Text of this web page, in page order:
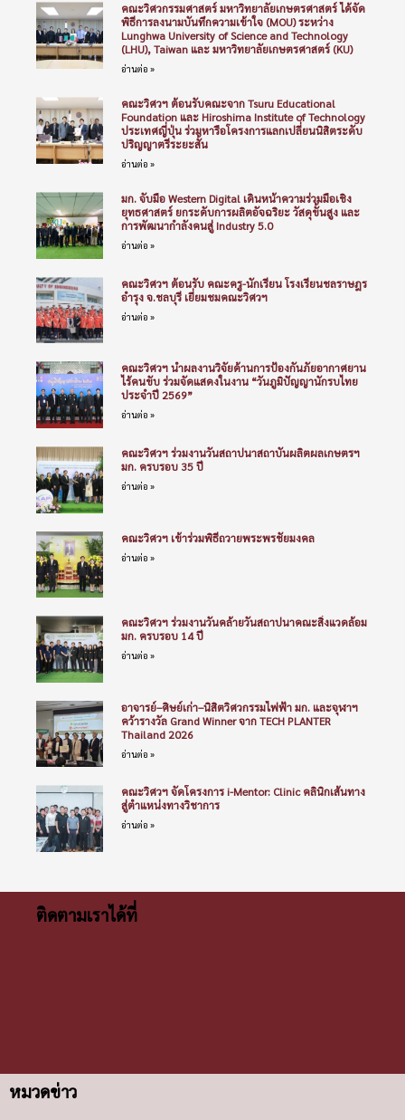
คณะวิศวกรรมศาสตร์ มหาวิทยาลัยเกษตรศาสตร์ ได้จัด
พิธีการลงนามบันทึกความเข้าใจ (MOU) ระหว่าง
Lunghwa University of Science and Technology
(LHU), Taiwan และ มหาวิทยาลัยเกษตรศาสตร์ (KU)
อ่านต่อ »
คณะวิศวฯ ต้อนรับคณะจาก Tsuru Educational
Foundation และ Hiroshima Institute of Technology
ประเทศญี่ปุ่น ร่วมหารือโครงการแลกเปลี่ยนนิสิตระดับ
ปริญญาตรีระยะสั้น
อ่านต่อ »
มก. จับมือ Western Digital เดินหน้าความร่วมมือเชิง
ยุทธศาสตร์ ยกระดับการผลิตอัจฉริยะ วัสดุขั้นสูง และ
การพัฒนากำลังคนสู่ Industry 5.0
อ่านต่อ »
คณะวิศวฯ ต้อนรับ คณะครู-นักเรียน โรงเรียนชลราษฎร
อำรุง จ.ชลบุรี เยี่ยมชมคณะวิศวฯ
อ่านต่อ »
คณะวิศวฯ นำผลงานวิจัยด้านการป้องกันภัยอากาศยาน
ไร้คนขับ ร่วมจัดแสดงในงาน “วันภูมิปัญญานักรบไทย
ประจำปี 2569”
อ่านต่อ »
คณะวิศวฯ ร่วมงานวันสถาปนาสถาบันผลิตผลเกษตรฯ
มก. ครบรอบ 35 ปี
อ่านต่อ »
คณะวิศวฯ เข้าร่วมพิธีถวายพระพรชัยมงคล
อ่านต่อ »
คณะวิศวฯ ร่วมงานวันคล้ายวันสถาปนาคณะสิ่งแวดล้อม
มก. ครบรอบ 14 ปี
อ่านต่อ »
อาจารย์–ศิษย์เก่า–นิสิตวิศวกรรมไฟฟ้า มก. และจุฬาฯ
คว้ารางวัล Grand Winner จาก TECH PLANTER
Thailand 2026
อ่านต่อ »
คณะวิศวฯ จัดโครงการ i-Mentor: Clinic คลินิกเส้นทาง
สู่ตำแหน่งทางวิชาการ
อ่านต่อ »
ติดตามเราได้ที่
หมวดข่าว